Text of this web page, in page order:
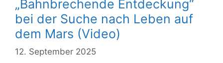
„Bahnbrechende Entdeckung“
bei der Suche nach Leben auf
dem Mars (Video)
12. September 2025